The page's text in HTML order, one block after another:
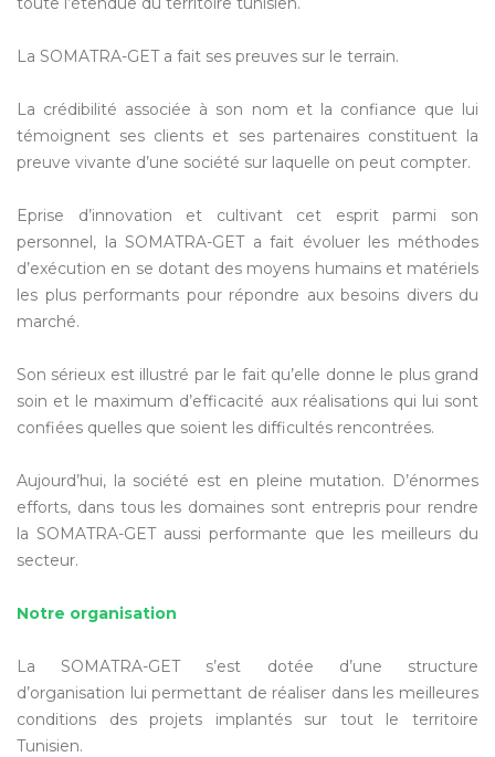
La SOMATRA-GET a fait ses preuves sur le terrain.
La crédibilité associée à son nom et la confiance que lui
témoignent ses clients et ses partenaires constituent la
preuve vivante d’une société sur laquelle on peut compter.
Eprise d’innovation et cultivant cet esprit parmi son
personnel, la SOMATRA-GET a fait évoluer les méthodes
d’exécution en se dotant des moyens humains et matériels
les plus performants pour répondre aux besoins divers du
marché.
Son sérieux est illustré par le fait qu’elle donne le plus grand
soin et le maximum d’efficacité aux réalisations qui lui sont
confiées quelles que soient les difficultés rencontrées.
Aujourd’hui, la société est en pleine mutation. D’énormes
efforts, dans tous les domaines sont entrepris pour rendre
la SOMATRA-GET aussi performante que les meilleurs du
secteur.
Notre organisation
La SOMATRA-GET s’est dotée d’une structure
d’organisation lui permettant de réaliser dans les meilleures
conditions des projets implantés sur tout le territoire
Tunisien.